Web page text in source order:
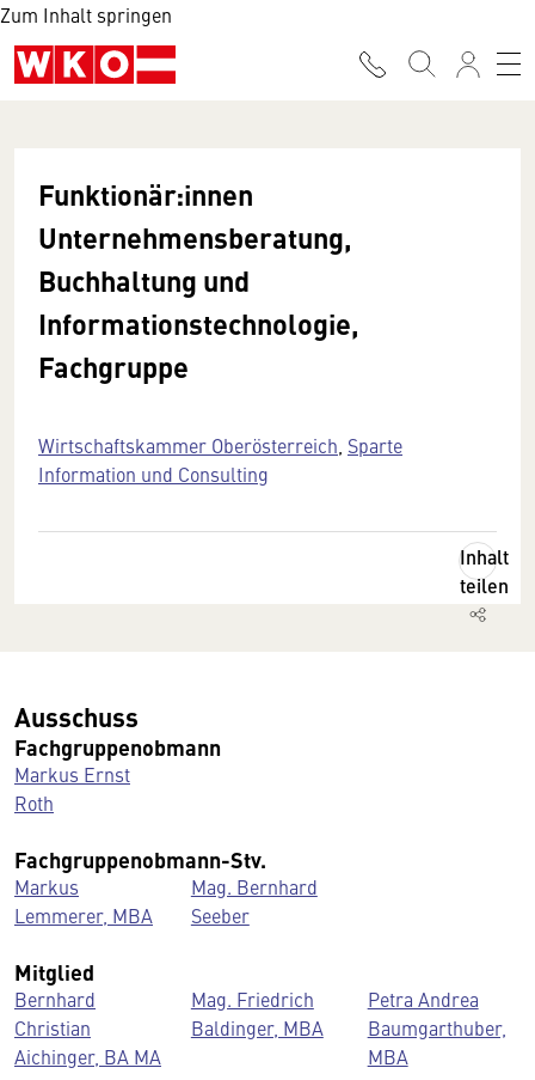
Zum Inhalt springen
Funktionär:innen
Unternehmensberatung,
Buchhaltung und
Informationstechnologie,
Fachgruppe
Wirtschaftskammer Oberösterreich Sparte
Information und Consulting
Inhalt
teilen
Ausschuss
Fachgruppenobmann
Markus Ernst
Roth
Fachgruppenobmann-Stv.
Markus
Lemmerer, MBA
Mag. Bernhard
Seeber
Mitglied
Bernhard
Christian
Aichinger, BA MA
Mag. Friedrich
Baldinger, MBA
Petra Andrea
Baumgarthuber,
MBA